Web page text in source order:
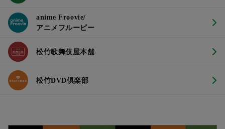
anime Froovie/
アニメフルービー
松竹歌舞伎屋本舗
松竹DVD倶楽部